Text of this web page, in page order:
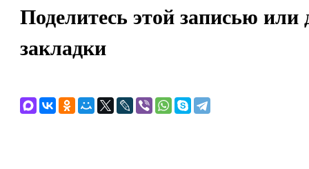
Поделитесь этой записью или
закладки